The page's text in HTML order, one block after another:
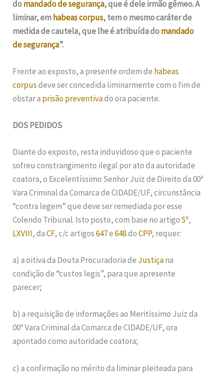
domandado de segurança, que é dele irmão gêmeo. A
liminar, emhabeas corpus, tem o mesmo caráter de
medida de cautela, que lhe é atribuída domandado
de segurança”.
Frente ao exposto, a presente ordem de habeas
corpusdeve ser concedida liminarmente com o fim de
obstar a prisão preventivado ora paciente.
DOS PEDIDOS
Diante do exposto, resta induvidoso que o paciente
sofreu constrangimento ilegal por ato da autoridade
coatora, o Excelentíssimo Senhor Juiz de Direito da 00ª
Vara Criminal da Comarca de CIDADE/UF, circunstância
“contra legem” que deve ser remediada por esse
Colendo Tribunal. Isto posto, com base no artigo5º,
LXVIII, daCF, c/c artigos647e648doCPP, requer:
a) a oitiva da Douta Procuradoria de Justiçana
condição de “custos legis”, para que apresente
parecer;
b) a requisição de informações ao Meritíssimo Juiz da
00ª Vara Criminal da Comarca de CIDADE/UF, ora
apontado como autoridade coatora;
c) a confirmação no mérito da liminar pleiteada para